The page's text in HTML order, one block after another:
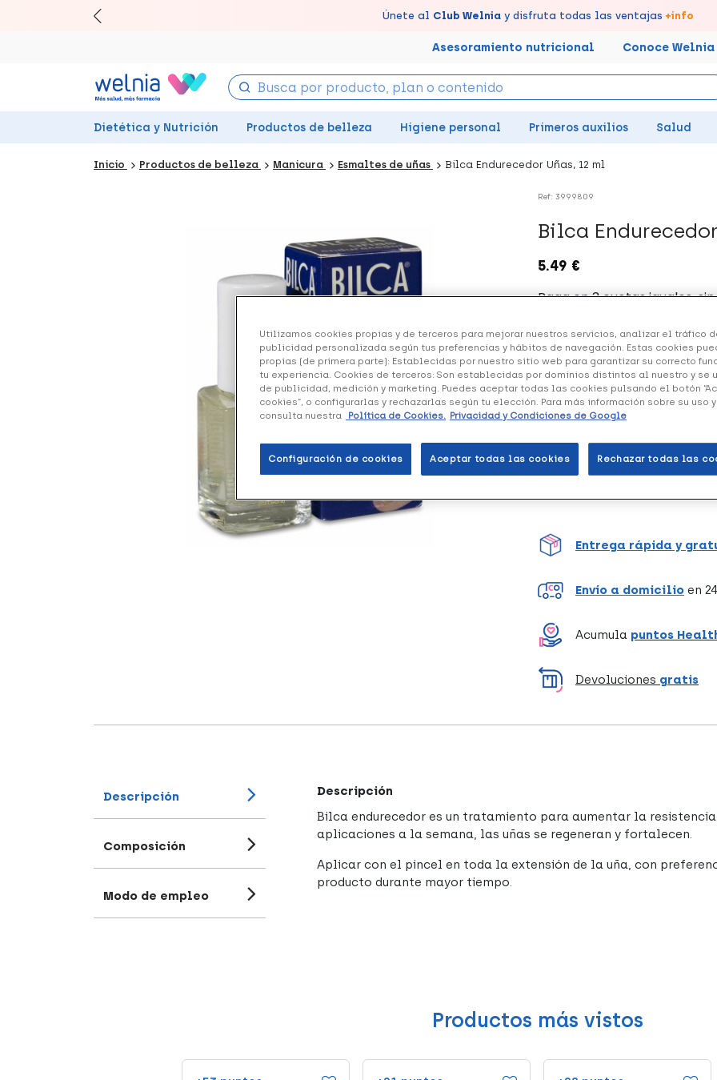
Disfruta de la entregarápida y gratuitaen farmacia
Únete al Club Welniay disfruta todas las ventajas +info
Llévate un7% de descuentocreando tu cuentaaquí
Canjea tus puntos en tu Farmacia de Confianza, acumúlalos online.
Asesoramiento nutricional Conoce Welnia
Dietética y Nutrición Productos de belleza Higiene personal Primeros auxilios Salud
Inicio Productos de belleza Manicura Esmaltes de uñas Bilca Endurecedor Uñas, 12 ml
Ref: 3999809
Bilca
5.49 €
+ 11 puntos
Healthies
(1 opinión)
Tratamiento para aumentar
Unidades
Entrega rápida y
Envío a domicilio en
Acumula puntos
Devoluciones gratis
Descripción
Composición
Modo de empleo
Descripción
Bilca endurecedor es un tratamiento para aumentar la resistencia
aplicaciones a la semana, las uñas se regeneran y fortalecen.
Aplicar con el pincel en toda la extensión de la uña, con
producto durante mayor tiempo.
Productos más vistos
Utilizamos cookies propias y de terceros para mejorar nuestros servicios, analizar el tráfico
publicidad personalizada según tus preferencias y hábitos de navegación. Estas cookies
propias (de primera parte): Establecidas por nuestro sitio web para garantizar su correcto
tu experiencia. Cookies de terceros: Son establecidas por dominios distintos al nuestro y se
de publicidad, medición y marketing. Puedes aceptar todas las cookies pulsando el botón
cookies”, o configurarlas y rechazarlas según tu elección. Para más información sobre su uso
consulta nuestra
Política de Cookies. Privacidad y Condiciones de Google
Configuración de cookies Rechazar todas las
Aceptar todas las cookies